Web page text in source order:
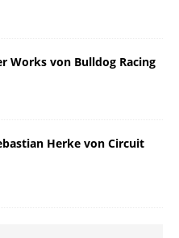
Works von Bulldog Racing
Herke von Circuit